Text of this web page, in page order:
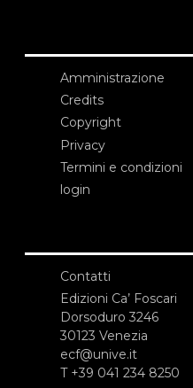
Amministrazione
Credits
Copyright
Privacy
Termini e condizioni
login
Contatti
Edizioni Ca’ Foscari
Dorsoduro 3246
30123 Venezia
ecf@unive.it
T +39 041 234 8250